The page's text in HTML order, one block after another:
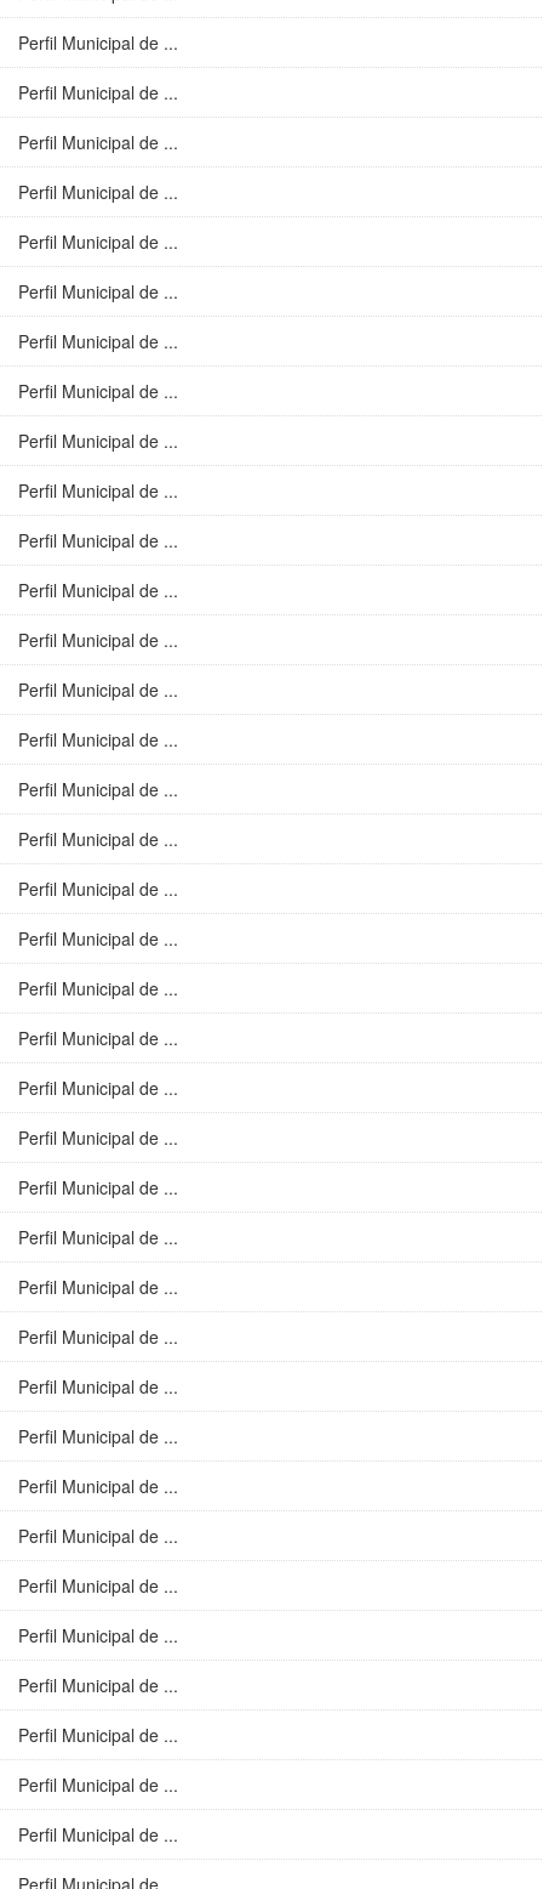
Perfil Municipal de ...
Perfil Municipal de ...
Perfil Municipal de ...
Perfil Municipal de ...
Perfil Municipal de ...
Perfil Municipal de ...
Perfil Municipal de ...
Perfil Municipal de ...
Perfil Municipal de ...
Perfil Municipal de ...
Perfil Municipal de ...
Perfil Municipal de ...
Perfil Municipal de ...
Perfil Municipal de ...
Perfil Municipal de ...
Perfil Municipal de ...
Perfil Municipal de ...
Perfil Municipal de ...
Perfil Municipal de ...
Perfil Municipal de ...
Perfil Municipal de ...
Perfil Municipal de ...
Perfil Municipal de ...
Perfil Municipal de ...
Perfil Municipal de ...
Perfil Municipal de ...
Perfil Municipal de ...
Perfil Municipal de ...
Perfil Municipal de ...
Perfil Municipal de ...
Perfil Municipal de ...
Perfil Municipal de ...
Perfil Municipal de ...
Perfil Municipal de ...
Perfil Municipal de ...
Perfil Municipal de ...
Perfil Municipal de ...
Perfil Municipal de ...